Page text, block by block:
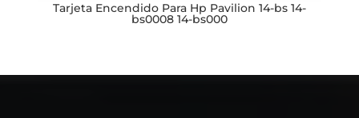
Tarjeta Encendido Para Hp Pavilion 14-bs 14-
bs0008 14-bs000